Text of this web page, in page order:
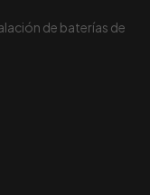
de baterías de